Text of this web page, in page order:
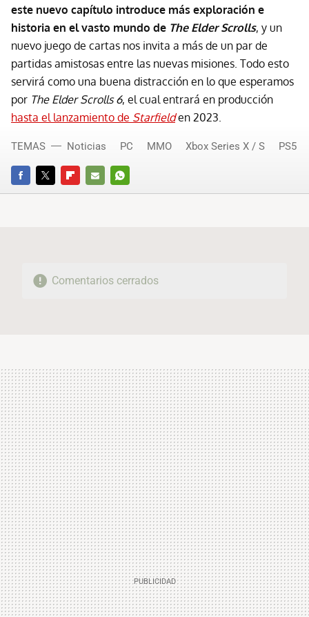
este nuevo capítulo introduce más exploración e
historia en el vasto mundo de The Elder Scrolls, y un
nuevo juego de cartas nos invita a más de un par de
partidas amistosas entre las nuevas misiones. Todo esto
servirá como una buena distracción en lo que esperamos
por The Elder Scrolls 6, el cual entrará en producción
hasta el lanzamiento de Starfielden 2023.
FACEBOOKTWITTERFLIPBOARD
E-
WHATSAPP
TEMAS Noticias PC MMO Xbox Series X / S PS5
Comentarios cerrados